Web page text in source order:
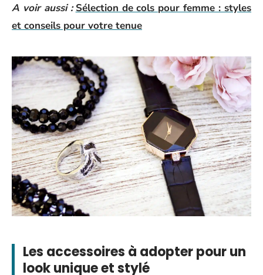
A voir aussi : Sélection de cols pour femme : styles
et conseils pour votre tenue
Les accessoires à adopter pour un
look unique et stylé